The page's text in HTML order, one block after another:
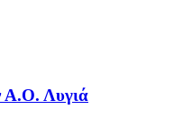
Α.Ο. Λυγιά